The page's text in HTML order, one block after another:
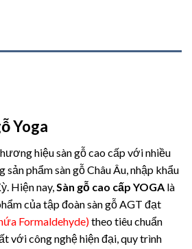
Yoga
hiệu sàn gỗ cao cấp với nhiều
sản phẩm sàn gỗ Châu Âu, nhập khẩu
Hiện nay,Sàn gỗ cao cấp YOGA là
của tập đoàn sàn gỗ AGT đạt
Formaldehyde)theo tiêu chuẩn
với công nghệ hiện đại, quy trình